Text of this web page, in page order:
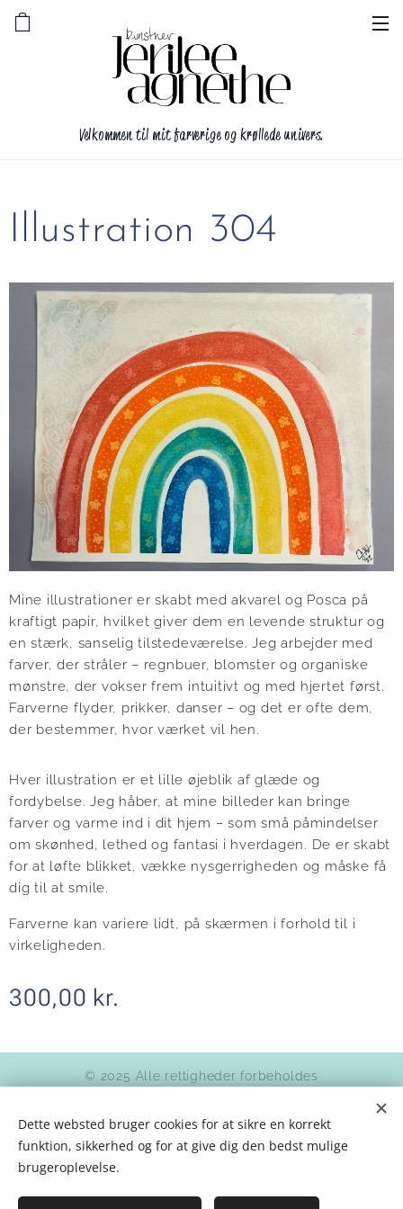
Velkommen til mit farverige og krøllede univers.
Illustration 304
Mine illustrationer er skabt med akvarel og Posca på
kraftigt papir, hvilket giver dem en levende struktur og
en stærk, sanselig tilstedeværelse. Jeg arbejder med
farver, der stråler – regnbuer, blomster og organiske
mønstre, der vokser frem intuitivt og med hjertet først.
Farverne flyder, prikker, danser – og det er ofte dem,
der bestemmer, hvor værket vil hen.
Hver illustration er et lille øjeblik af glæde og
fordybelse. Jeg håber, at mine billeder kan bringe
farver og varme ind i dit hjem – som små påmindelser
om skønhed, lethed og fantasi i hverdagen. De er skabt
for at løfte blikket, vække nysgerrigheden og måske få
dig til at smile.
Farverne kan variere lidt, på skærmen i forhold til i
virkeligheden.
300,00 kr.
© 2025 Alle rettigheder forbeholdes
Kunstner JeriLee Agnethe
Mozartsvej 15, kld, 2450 København SV
Cookies
Dette websted bruger cookies for at sikre en korrekt
funktion, sikkerhed og for at give dig den bedst mulige
brugeroplevelse.